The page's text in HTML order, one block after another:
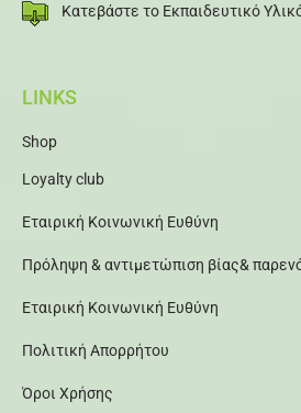
Κατεβάστε το Εκπαιδευτικό
LINKS
Shop
Loyalty club
Εταιρική Κοινωνική Ευθύνη
Πρόληψη & αντιμετώπιση βίας&
Εταιρική Κοινωνική Ευθύνη
Πολιτική Απορρήτου
Όροι Χρήσης